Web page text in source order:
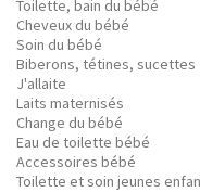
Toilette, bain du bébé
Cheveux du bébé
Soin du bébé
Biberons, tétines, sucettes
J'allaite
Laits maternisés
Change du bébé
Eau de toilette bébé
Accessoires bébé
Toilette et soin jeunes